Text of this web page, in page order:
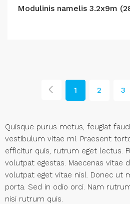
1 2 3
Quisque purus metus, feugiat
vestibulum vitae mi. Praesent
efficitur quis, rutrum eget lectus.
volutpat egestas. Maecenas vitae
volutpat eget vitae nisl. Donec ut
porta. Sed in odio orci. Nam
nisi rutrum quis.